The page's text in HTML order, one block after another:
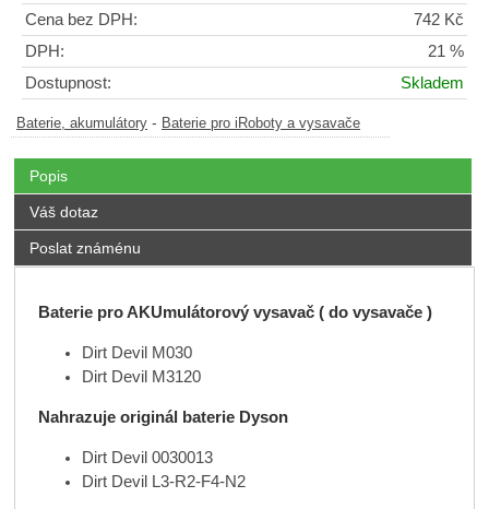
Cena bez DPH:
742 Kč
DPH:
21 %
Dostupnost:
Skladem
Baterie, akumulátory - Baterie pro iRoboty a vysavače
Popis
Váš dotaz
Poslat známénu
Baterie pro AKUmulátorový vysavač ( do vysavače )
Dirt Devil M030
Dirt Devil M3120
Nahrazuje originál baterie Dyson
Dirt Devil 0030013
Dirt Devil L3-R2-F4-N2